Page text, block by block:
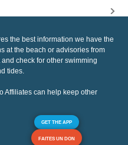
the best information we have the
at the beach or advisories from
check for other swimming
tides.
Affiliates can help keep other
GET THE APP
FAITES UN DON